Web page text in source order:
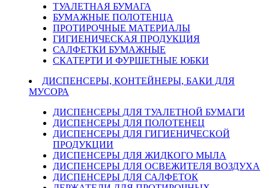
ТУАЛЕТНАЯ БУМАГА
БУМАЖНЫЕ ПОЛОТЕНЦА
ПРОТИРОЧНЫЕ МАТЕРИАЛЫ
ГИГИЕНИЧЕСКАЯ ПРОДУКЦИЯ
САЛФЕТКИ БУМАЖНЫЕ
СКАТЕРТИ И ФУРШЕТНЫЕ ЮБКИ
ДИСПЕНСЕРЫ, КОНТЕЙНЕРЫ, БАКИ ДЛЯ
МУСОРА
ДИСПЕНСЕРЫ ДЛЯ ТУАЛЕТНОЙ БУМАГИ
ДИСПЕНСЕРЫ ДЛЯ ПОЛОТЕНЕЦ
ДИСПЕНСЕРЫ ДЛЯ ГИГИЕНИЧЕСКОЙ
ПРОДУКЦИИ
ДИСПЕНСЕРЫ ДЛЯ ЖИДКОГО МЫЛА
ДИСПЕНСЕРЫ ДЛЯ ОСВЕЖИТЕЛЯ ВОЗДУХА
ДИСПЕНСЕРЫ ДЛЯ САЛФЕТОК